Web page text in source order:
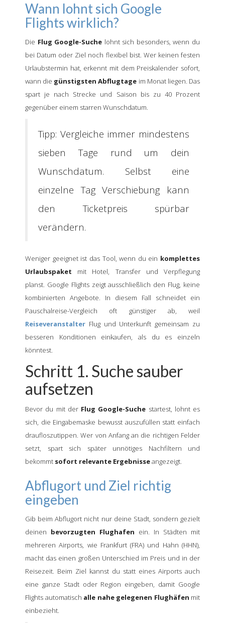
Wann lohnt sich Google
Flights wirklich?
Die Flug Google-Suche lohnt sich besonders, wenn du
bei Datum oder Ziel noch flexibel bist. Wer keinen festen
Urlaubstermin hat, erkennt mit dem Preiskalender sofort,
wann die günstigsten Abflugtage im Monat liegen. Das
spart je nach Strecke und Saison bis zu 40 Prozent
gegenüber einem starren Wunschdatum.
Tipp: Vergleiche immer mindestens
sieben Tage rund um dein
Wunschdatum. Selbst eine
einzelne Tag Verschiebung kann
den Ticketpreis spürbar
verändern.
Weniger geeignet ist das Tool, wenn du ein komplettes
Urlaubspaket mit Hotel, Transfer und Verpflegung
planst. Google Flights zeigt ausschließlich den Flug, keine
kombinierten Angebote. In diesem Fall schneidet ein
Pauschalreise-Vergleich oft günstiger ab, weil
Reiseveranstalter Flug und Unterkunft gemeinsam zu
besseren Konditionen einkaufen, als du es einzeln
könntest.
Schritt 1. Suche sauber
aufsetzen
Bevor du mit der Flug Google-Suche startest, lohnt es
sich, die Eingabemaske bewusst auszufüllen statt einfach
draufloszutippen. Wer von Anfang an die richtigen Felder
setzt, spart sich später unnötiges Nachfiltern und
bekommt sofort relevante Ergebnisseangezeigt.
Abflugort und Ziel richtig
eingeben
Gib beim Abflugort nicht nur deine Stadt, sondern gezielt
deinen bevorzugten Flughafen ein. In Städten mit
mehreren Airports, wie Frankfurt (FRA) und Hahn (HHN),
macht das einen großen Unterschied im Preis und in der
Reisezeit. Beim Ziel kannst du statt eines Airports auch
eine ganze Stadt oder Region eingeben, damit Google
Flights automatisch alle nahe gelegenen Flughäfen mit
einbezieht.